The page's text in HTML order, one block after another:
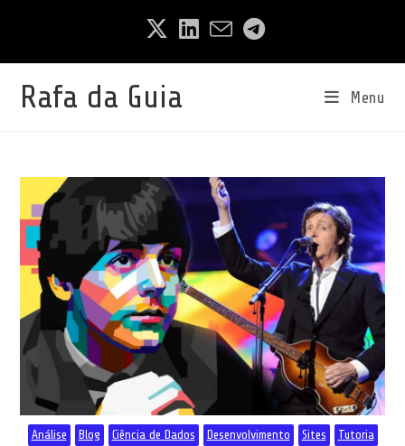
Rafa da Guia Menu
Análise Blog Ciência de Dados Desenvolvimento Sites Tutoria